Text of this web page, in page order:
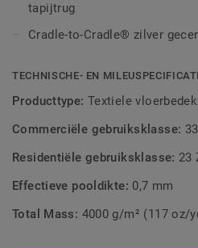
tapijtrug
Cradle-to-Cradle® zilver
TECHNISCHE- EN
Producttype: Textiele
Commerciële gebruiksklasse:
Residentiële gebruiksklasse: 23
Effectieve pooldikte: 0,7 mm
Total Mass: 4000 g/m² (117 oz/